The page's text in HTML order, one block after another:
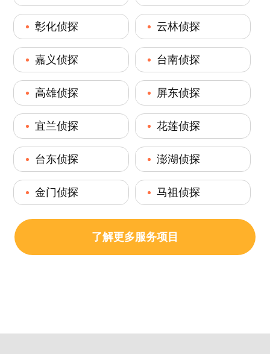
彰化侦探 云林侦探
嘉义侦探 台南侦探
高雄侦探 屏东侦探
宜兰侦探 花莲侦探
台东侦探 澎湖侦探
金门侦探 马祖侦探
了解更多服务项目